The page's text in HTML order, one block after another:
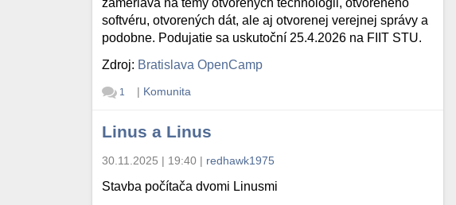
softvéru, otvorených dát, ale aj otvorenej verejnej správy a
podobne. Podujatie sa uskutoční 25.4.2026 na FIIT STU.
Zdroj: Bratislava OpenCamp
1 | Komunita
Linus a Linus
30.11.2025 | 19:40 | redhawk1975
Stavba počítača dvomi Linusmi